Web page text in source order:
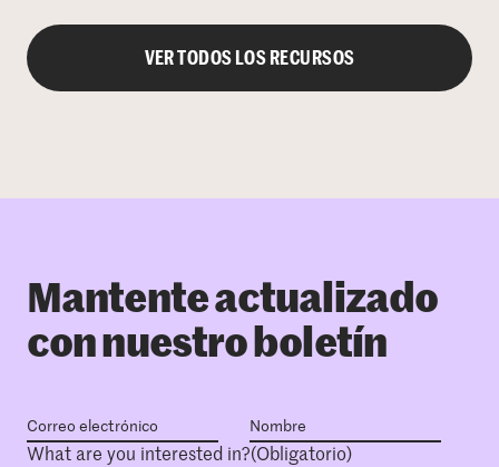
VER TODOS LOS RECURSOS
Mantente actualizado
con nuestro boletín
What are you interested in?(Obligatorio)